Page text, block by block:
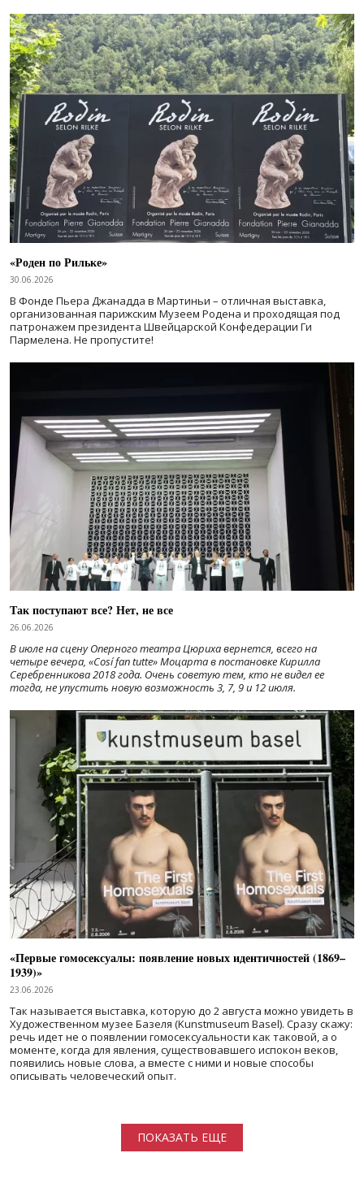
«Роден по Рильке»
30.06.2026
В Фонде Пьера Джанадда в Мартиньи – отличная выставка,
организованная парижским Музеем Родена и проходящая под
патронажем президента Швейцарской Конфедерации Ги
Пармелена. Не пропустите!
Так поступают все? Нет, не все
26.06.2026
В июле на сцену Оперного театра Цюриха вернется, всего на
четыре вечера, «Cosí fan tutte» Моцарта в постановке Кирилла
Серебренникова 2018 года. Очень советую тем, кто не видел ее
тогда, не упустить новую возможность 3, 7, 9 и 12 июля.
«Первые гомосексуалы: появление новых идентичностей (1869–
1939)»
23.06.2026
Так называется выставка, которую до 2 августа можно увидеть в
Художественном музее Базеля (Kunstmuseum Basel). Сразу скажу:
речь идет не о появлении гомосексуальности как таковой, а о
моменте, когда для явления, существовавшего испокон веков,
появились новые слова, а вместе с ними и новые способы
описывать человеческий опыт.
ПОКАЗАТЬ ЕЩЕ